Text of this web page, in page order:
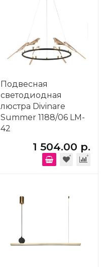
Подвесная
светодиодная
люстра Divinare
Summer 1188/06 LM-
42
1 504.00 р.